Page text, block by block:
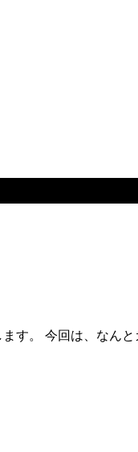
ます。 今回は、な